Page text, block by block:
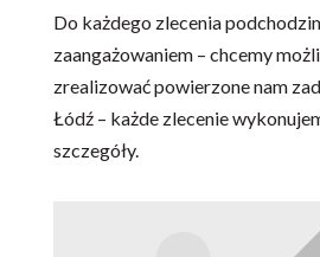
Do każdego zlecenia
zaangażowaniem – chcemy
zrealizować powierzone nam
Łódź – każde zlecenie
szczegóły.